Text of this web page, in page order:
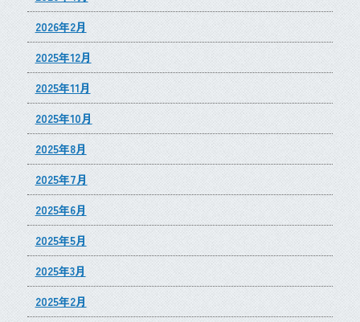
2026年2月
2025年12月
2025年11月
2025年10月
2025年8月
2025年7月
2025年6月
2025年5月
2025年3月
2025年2月